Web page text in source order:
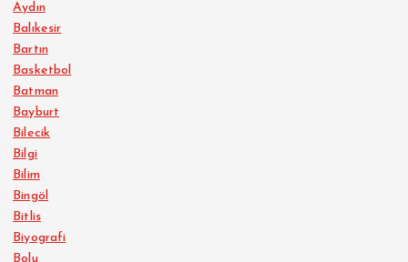
Aydın
Balıkesir
Bartın
Basketbol
Batman
Bayburt
Bilecik
Bilgi
Bilim
Bingöl
Bitlis
Biyografi
Bolu